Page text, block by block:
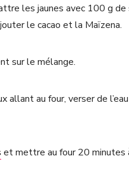
les jaunes avec 100 g de
le cacao et la Maïzena.
sur le mélange.
allant au four, verser de
et mettre au four 20 minutes